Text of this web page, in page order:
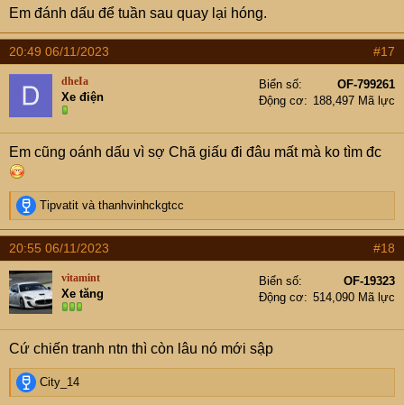
Em đánh dấu để tuần sau quay lại hóng.
20:49 06/11/2023 #17
dheIa
Xe điện
Biển số
OF-799261
Động cơ
188,497 Mã lực
Em cũng oánh dấu vì sợ Chã giấu đi đâu mất mà ko tìm đc
R
e
a
c
t
i
o
n
s
:
Tipvatit và thanhvinhckgtcc
20:55 06/11/2023 #18
vitamint
Xe tăng
Biển số
OF-19323
Động cơ
514,090 Mã lực
Cứ chiến tranh ntn thì còn lâu nó mới sập
R
e
City_14